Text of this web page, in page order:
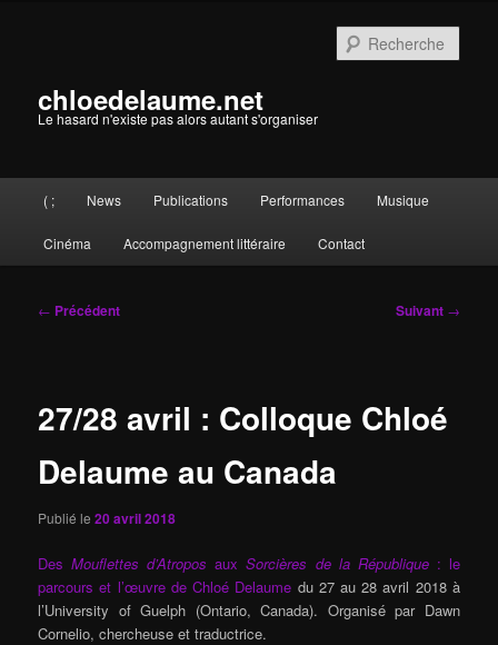
chloedelaume.net
Le hasard n'existe pas alors autant s'organiser
principal
( ; News Publications Performances Musique
Cinéma Accompagnement littéraire Contact
Navigation
← Précédent Suivant →
27/28 avril : Colloque Chloé
Delaume au Canada
Publié le20 avril 2018
DesMouflettes d’Atropos auxSorcières de la République : le
parcours et l’œuvre de Chloé Delaume du 27 au 28 avril 2018 à
l’University of Guelph (Ontario, Canada). Organisé par Dawn
Cornelio, chercheuse et traductrice.